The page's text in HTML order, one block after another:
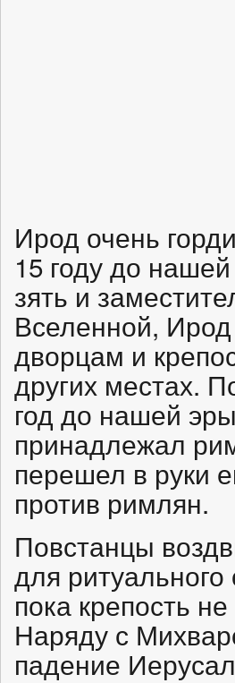
Ирод очень
15 году до
зять и
Вселенной,
дворцам и
других местах.
год до нашей
принадлежал
перешел в руки
против римлян.
Повстанцы
для
пока крепость
Наряду с
падение